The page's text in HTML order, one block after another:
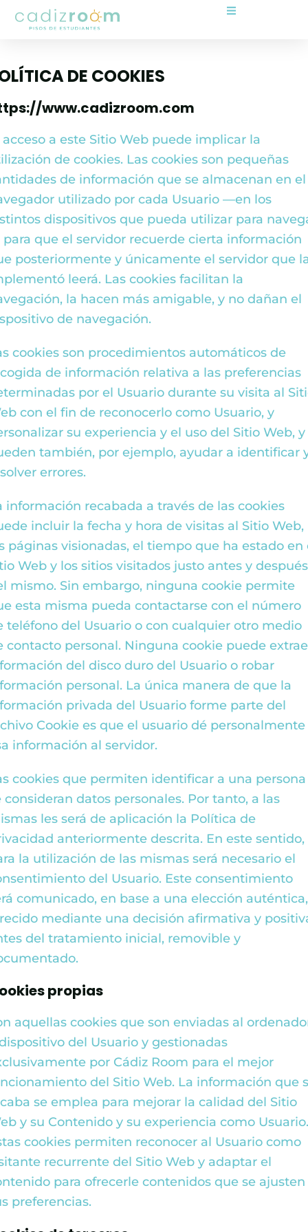
DE COOKIES
www.cadizroom.com
acceso a este Sitio Web puede implicar la
de cookies. Las cookies son pequeñas
de información que se almacenan en el
utilizado por cada Usuario —en los
dispositivos que pueda utilizar para
que el servidor recuerde cierta información
posteriormente y únicamente el servidor que
leerá. Las cookies facilitan la
la hacen más amigable, y no dañan el
de navegación.
cookies son procedimientos automáticos de
de información relativa a las preferencias
por el Usuario durante su visita al
con el fin de reconocerlo como Usuario, y
su experiencia y el uso del Sitio Web, y
también, por ejemplo, ayudar a identificar
errores.
información recabada a través de las cookies
incluir la fecha y hora de visitas al Sitio Web,
páginas visionadas, el tiempo que ha estado en
Web y los sitios visitados justo antes y después
mismo. Sin embargo, ninguna cookie permite
esta misma pueda contactarse con el número
teléfono del Usuario o con cualquier otro medio
contacto personal. Ninguna cookie puede
del disco duro del Usuario o robar
personal. La única manera de que la
privada del Usuario forme parte del
Cookie es que el usuario dé personalmente
información al servidor.
cookies que permiten identificar a una persona
consideran datos personales. Por tanto, a las
les será de aplicación la Política de
anteriormente descrita. En este sentido,
la utilización de las mismas será necesario el
del Usuario. Este consentimiento
comunicado, en base a una elección auténtica,
mediante una decisión afirmativa y
del tratamiento inicial, removible y
propias
aquellas cookies que son enviadas al
del Usuario y gestionadas
por Cádiz Room para el mejor
del Sitio Web. La información que
se emplea para mejorar la calidad del Sitio
y su Contenido y su experiencia como
cookies permiten reconocer al Usuario como
recurrente del Sitio Web y adaptar el
para ofrecerle contenidos que se ajusten
preferencias.